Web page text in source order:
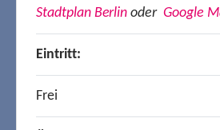
Stadtplan Berlin oder Google
Eintritt:
Frei